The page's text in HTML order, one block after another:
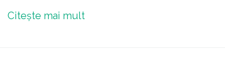
Citește mai mult